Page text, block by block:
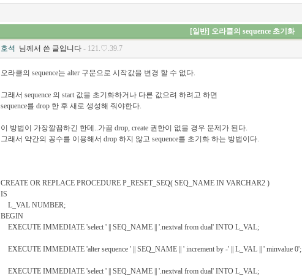
[일반] 오라클의 sequence 초기화
호석
님께서 쓴 글입니다 - 121.♡.39.7
오라클의 sequence는 alter 구문으로 시작값을 변경 할 수 없다.
그래서 sequence 의 start 값을 초기화하거나 다른 값으려 하려고 하면
sequence를 drop 한 후 새로 생성해 줘야한다.
이 방법이 가장깔끔하긴 한데..가끔 drop, create 권한이 없을 경우 문제가 된다.
그래서 약간의 꽁수를 이용해서 drop 하지 않고 sequence를 초기화 하는 방법이다.
CREATE OR REPLACE PROCEDURE P_RESET_SEQ( SEQ_NAME IN VARCHAR2 )
IS
L_VAL NUMBER;
BEGIN
EXECUTE IMMEDIATE 'select ' || SEQ_NAME || '.nextval from dual' INTO L_VAL;
EXECUTE IMMEDIATE 'alter sequence ' || SEQ_NAME || ' increment by -' || L_VAL || ' minvalue 0';
EXECUTE IMMEDIATE 'select ' || SEQ_NAME || '.nextval from dual' INTO L_VAL;